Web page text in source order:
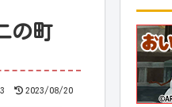
の町
2023/08/20